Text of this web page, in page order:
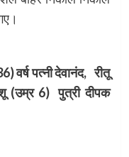
वर्ष पत्नी देवानंद, रीतू
(उम्र 6) पुत्री दीपक